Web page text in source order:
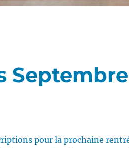
pour la prochaine